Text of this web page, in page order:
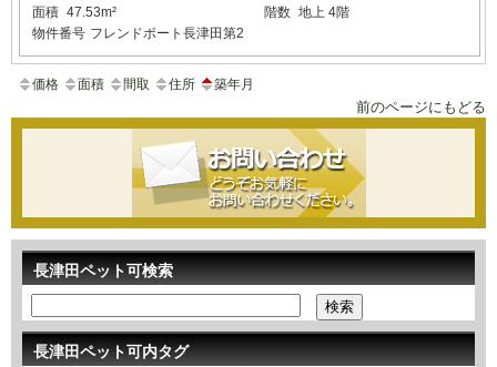
面積 47.53m² 階数 地上 4階
物件番号 フレンドポート長津田第2
価格 面積 間取 住所 築年月
前のページにもどる
長津田ペット可検索
長津田ペット可内タグ